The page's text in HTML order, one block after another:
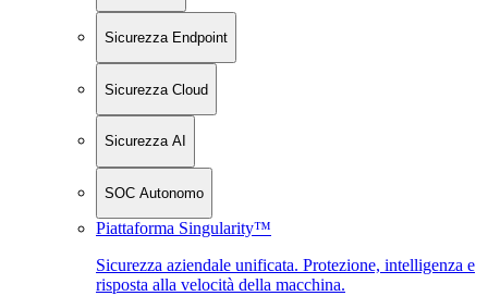
Sicurezza Endpoint
Sicurezza Cloud
Sicurezza AI
SOC Autonomo
Piattaforma Singularity™
Sicurezza aziendale unificata. Protezione, intelligenza e
risposta alla velocità della macchina.